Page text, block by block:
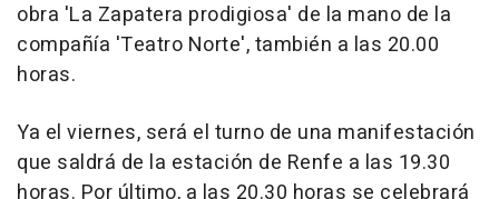
obra 'La Zapatera prodigiosa' de la mano de la
compañía 'Teatro Norte', también a las 20.00
horas.
Ya el viernes, será el turno de una manifestación
que saldrá de la estación de Renfe a las 19.30
horas. Por último, a las 20.30 horas se celebrará